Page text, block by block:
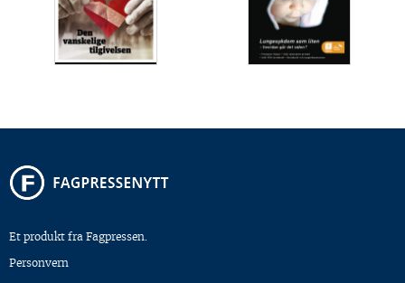
Et produkt fra Fagpressen.
Personvern